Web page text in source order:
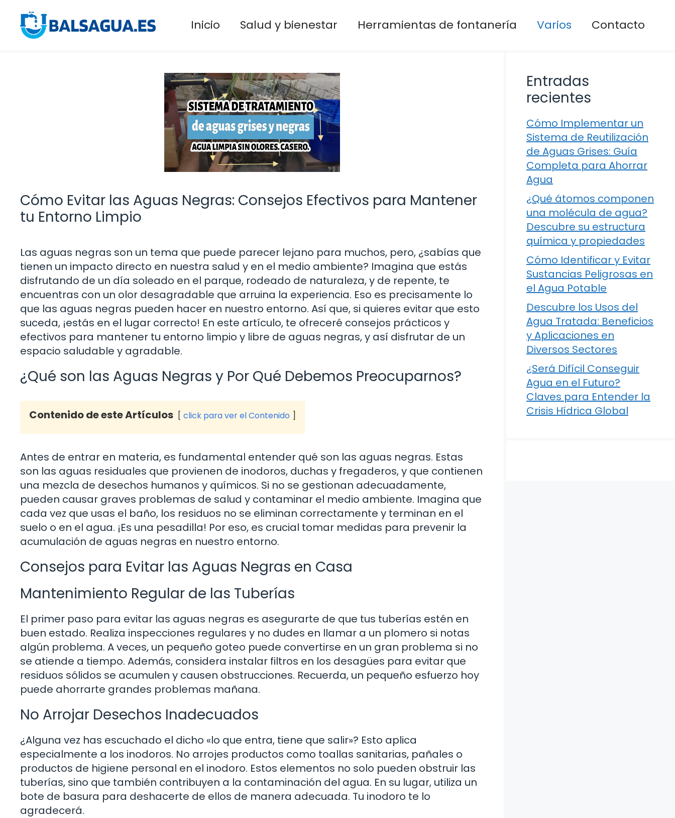
contenido
Inicio Salud y bienestar Herramientas de fontanería Varios Contacto
Cómo Evitar las Aguas Negras: Consejos Efectivos para Mantener
tu Entorno Limpio
Las aguas negras son un tema que puede parecer lejano para muchos, pero, ¿sabías que
tienen un impacto directo en nuestra salud y en el medio ambiente? Imagina que estás
disfrutando de un día soleado en el parque, rodeado de naturaleza, y de repente, te
encuentras con un olor desagradable que arruina la experiencia. Eso es precisamente lo
que las aguas negras pueden hacer en nuestro entorno. Así que, si quieres evitar que esto
suceda, ¡estás en el lugar correcto! En este artículo, te ofreceré consejos prácticos y
efectivos para mantener tu entorno limpio y libre de aguas negras, y así disfrutar de un
espacio saludable y agradable.
¿Qué son las Aguas Negras y Por Qué Debemos Preocuparnos?
Contenido de este Artículos click para ver el Contenido
Antes de entrar en materia, es fundamental entender qué son las aguas negras. Estas
son las aguas residuales que provienen de inodoros, duchas y fregaderos, y que contienen
una mezcla de desechos humanos y químicos. Si no se gestionan adecuadamente,
pueden causar graves problemas de salud y contaminar el medio ambiente. Imagina que
cada vez que usas el baño, los residuos no se eliminan correctamente y terminan en el
suelo o en el agua. ¡Es una pesadilla! Por eso, es crucial tomar medidas para prevenir la
acumulación de aguas negras en nuestro entorno.
Consejos para Evitar las Aguas Negras en Casa
Mantenimiento Regular de las Tuberías
El primer paso para evitar las aguas negras es asegurarte de que tus tuberías estén en
buen estado. Realiza inspecciones regulares y no dudes en llamar a un plomero si notas
algún problema. A veces, un pequeño goteo puede convertirse en un gran problema si no
se atiende a tiempo. Además, considera instalar filtros en los desagües para evitar que
residuos sólidos se acumulen y causen obstrucciones. Recuerda, un pequeño esfuerzo hoy
puede ahorrarte grandes problemas mañana.
No Arrojar Desechos Inadecuados
¿Alguna vez has escuchado el dicho «lo que entra, tiene que salir»? Esto aplica
especialmente a los inodoros. No arrojes productos como toallas sanitarias, pañales o
productos de higiene personal en el inodoro. Estos elementos no solo pueden obstruir las
tuberías, sino que también contribuyen a la contaminación del agua. En su lugar, utiliza un
bote de basura para deshacerte de ellos de manera adecuada. Tu inodoro te lo
agradecerá.
Entradas
recientes
Cómo Implementar un
Sistema de Reutilización
de Aguas Grises: Guía
Completa para Ahorrar
Agua
¿Qué átomos componen
una molécula de agua?
Descubre su estructura
química y propiedades
Cómo Identificar y Evitar
Sustancias Peligrosas en
el Agua Potable
Descubre los Usos del
Agua Tratada: Beneficios
y Aplicaciones en
Diversos Sectores
¿Será Difícil Conseguir
Agua en el Futuro?
Claves para Entender la
Crisis Hídrica Global